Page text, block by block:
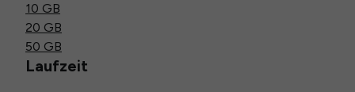
10 GB
20 GB
50 GB
Laufzeit